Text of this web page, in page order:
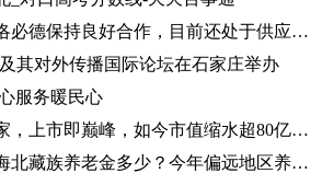
奥联电子：公司与洛必德保持良好合作，目前还处于供应部分零部件阶段，对公司业绩影响不大_短讯
其对外传播国际论坛在石家庄举办
服务暖民心
家族控制下的欢乐家，上市即巅峰，如今市值缩水超80亿元|世界今头条
全球观天下！2023海北藏族养老金多少？今年偏远地区养老金如何调整？